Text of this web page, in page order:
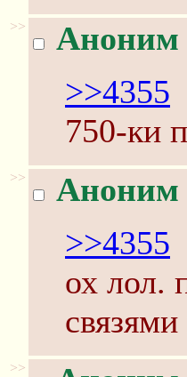
>> Аноним
>>4355
750-ки
>> Аноним
>>4355
ох лол.
>>